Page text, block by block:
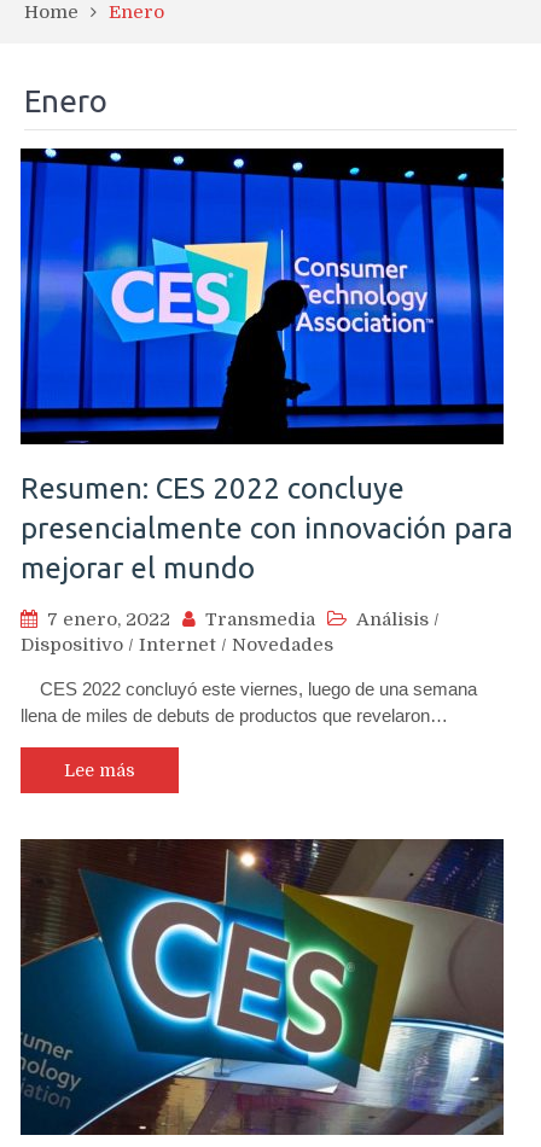
Home Enero
Enero
Resumen: CES 2022 concluye
presencialmente con innovación para
mejorar el mundo
7 enero, 2022 Transmedia Análisis /
Dispositivo / Internet / Novedades
CES 2022 concluyó este viernes, luego de una semana
llena de miles de debuts de productos que revelaron…
Lee más